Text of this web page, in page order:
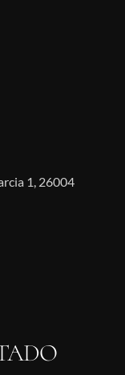
1, 26004